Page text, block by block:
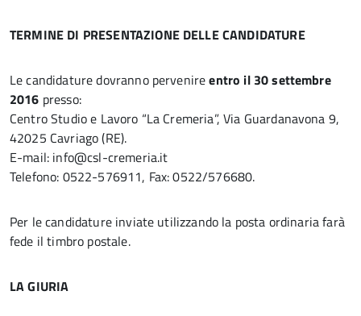
TERMINE DI PRESENTAZIONE DELLE CANDIDATURE
Le candidature dovranno pervenireentro il 30 settembre
2016 presso:
Centro Studio e Lavoro “La Cremeria”, Via Guardanavona 9,
42025 Cavriago (RE).
E-mail: info@csl-cremeria.it
Telefono: 0522-576911, Fax: 0522/576680.
Per le candidature inviate utilizzando la posta ordinaria farà
fede il timbro postale.
LA GIURIA